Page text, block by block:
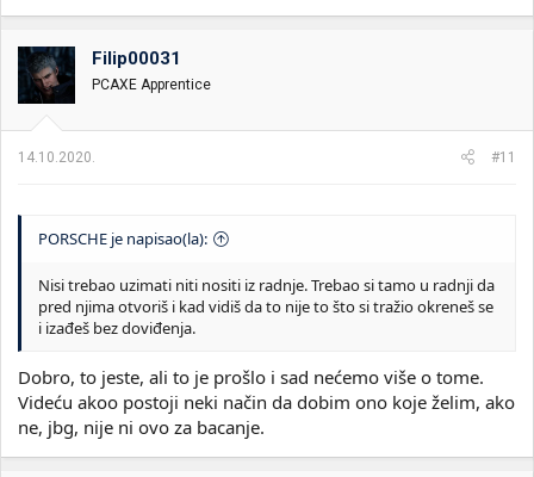
Filip00031
PCAXE Apprentice
14.10.2020. #11
PORSCHE je napisao(la):
Nisi trebao uzimati niti nositi iz radnje. Trebao si tamo u radnji da
pred njima otvoriš i kad vidiš da to nije to što si tražio okreneš se
i izađeš bez doviđenja.
Dobro, to jeste, ali to je prošlo i sad nećemo više o tome.
Videću akoo postoji neki način da dobim ono koje želim, ako
ne, jbg, nije ni ovo za bacanje.